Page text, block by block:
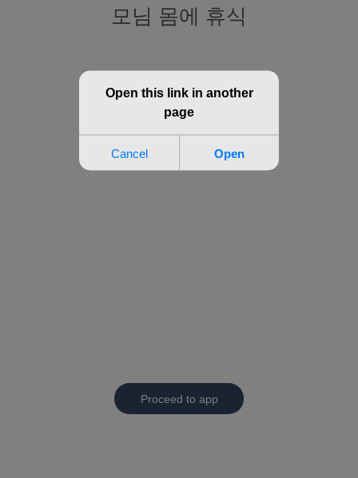
모님 몸에 휴식
Proceed to app